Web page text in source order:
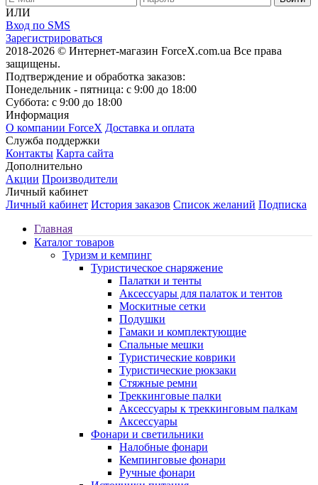
ИЛИ
Вход по SMS
Зарегистрироваться
2018-2026 © Интернет-магазин ForceX.com.ua Все права
защищены.
Подтверждение и обработка заказов:
Понедельник - пятница: с 9:00 до 18:00
Суббота: с 9:00 до 18:00
Информация
О компании ForceX Доставка и оплата
Служба поддержки
Контакты Карта сайта
Дополнительно
Акции Производители
Личный кабинет
Личный кабинет История заказов Список желаний Подписка
Главная
Каталог товаров
Туризм и кемпинг
Туристическое снаряжение
Палатки и тенты
Аксессуары для палаток и тентов
Москитные сетки
Подушки
Гамаки и комплектующие
Спальные мешки
Туристические коврики
Туристические рюкзаки
Стяжные ремни
Треккинговые палки
Аксессуары к треккинговым палкам
Аксессуары
Фонари и светильники
Налобные фонари
Кемпинговые фонари
Ручные фонари